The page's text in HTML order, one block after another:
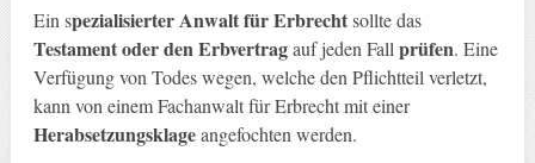
Ein spezialisierter Anwalt für Erbrechtsollte das
Testament oder den Erbvertragauf jeden Fallprüfen. Eine
Verfügung von Todes wegen, welche den Pflichtteil verletzt,
kann von einem Fachanwalt für Erbrecht mit einer
Herabsetzungsklageangefochten werden.